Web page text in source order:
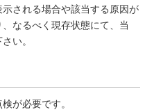
される場合や該当する原因が
なるべく現存状態にて、当
い。
が必要です。